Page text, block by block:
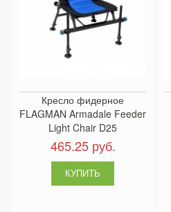
Кресло фидерное
FLAGMAN Armadale Feeder
Light Chair D25
465.25 руб.